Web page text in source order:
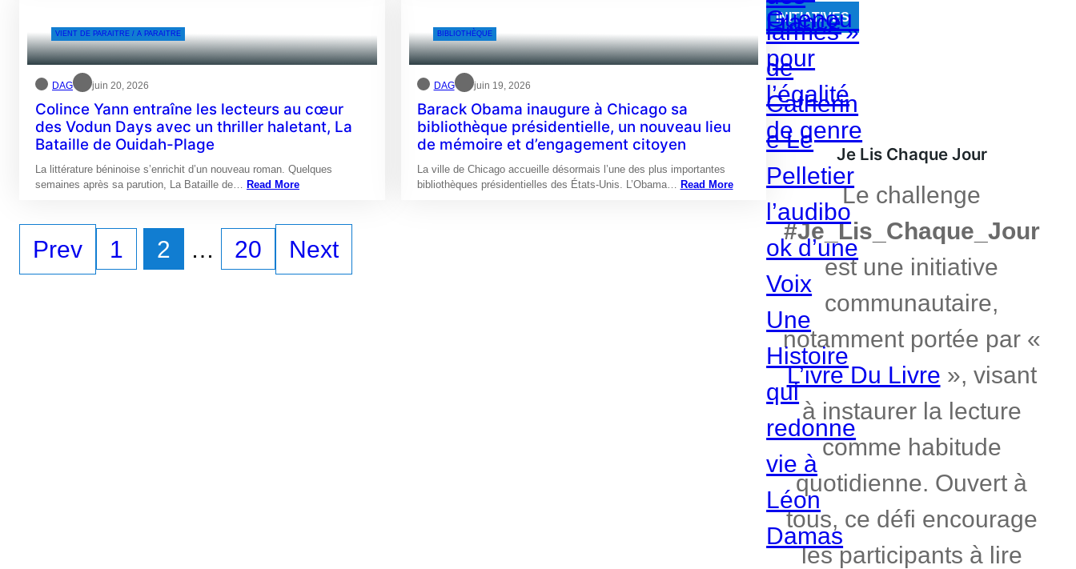
VIENT DE PARAITRE / A PARAITRE
DAG juin 20, 2026
Colince Yann entraîne les lecteurs au cœur
des Vodun Days avec un thriller haletant, La
Bataille de Ouidah-Plage
La littérature béninoise s’enrichit d’un nouveau roman. Quelques
semaines après sa parution, La Bataille de… Read More
BIBLIOTHÈQUE
DAG juin 19, 2026
Barack Obama inaugure à Chicago sa
bibliothèque présidentielle, un nouveau lieu
de mémoire et d’engagement citoyen
La ville de Chicago accueille désormais l’une des plus importantes
bibliothèques présidentielles des États-Unis. L’Obama… Read More
Prev 1 2 … 20 Next
INITIATIVES
Je Lis Chaque Jour
Le challenge
#Je_Lis_Chaque_Jour
est une initiative
communautaire,
notamment portée par «
L’ivre Du Livre », visant
à instaurer la lecture
comme habitude
quotidienne. Ouvert à
tous, ce défi encourage
les participants à lire